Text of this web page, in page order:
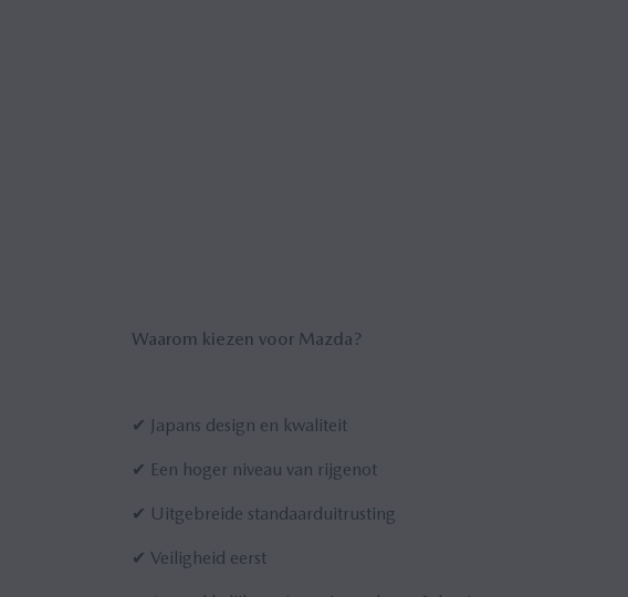
Waarom kiezen voor Mazda?
✔ Japans design en kwaliteit
✔ Een hoger niveau van rijgenot
✔ Uitgebreide standaarduitrusting
✔ Veiligheid eerst